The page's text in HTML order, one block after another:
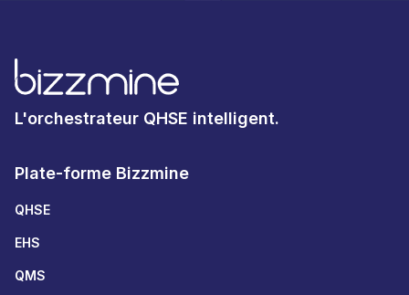
L'orchestrateur QHSE intelligent.
Plate-forme Bizzmine
QHSE
EHS
QMS